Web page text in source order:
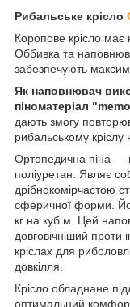
Рибальське крісло
Коропове крісло має
Оббивка та
забезпечують
Як наповнювач
піноматеріал
дають змогу
рибальському
Ортопедична піна —
поліуретан. Являє
дрібнокомірчастою
сферичної форми.
кг на куб.м. Цей
довговічніший проти
кріслах для
довкілля.
Крісло обладнане
оптимальний